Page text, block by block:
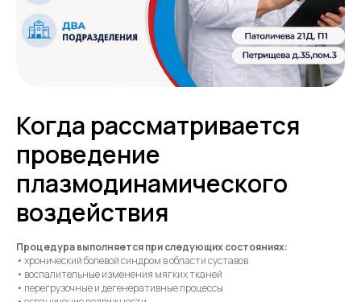
Когда рассматривается
проведение
плазмодинамического
воздействия
Процедура выполняется при следующих состояниях:
• хронический болевой синдром в области суставов
• воспалительные изменения мягких тканей
• перегрузочные и дегенеративные процессы